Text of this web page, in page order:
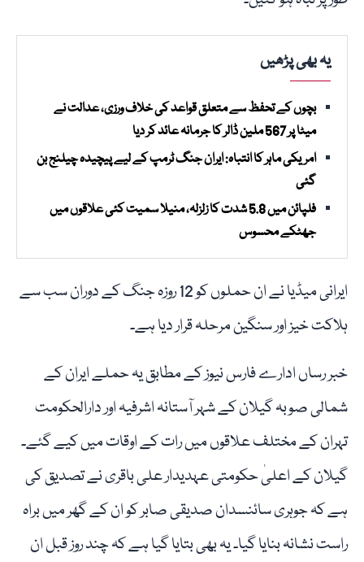
یہ بھی پڑھیں
بچوں کے تحفظ سے متعلق قواعد کی خلاف ورزی، عدالت نے
میٹا پر 567 ملین ڈالر کا جرمانہ عائد کر دیا
امریکی ماہر کا انتباہ: ایران جنگ ٹرمپ کے لیے پیچیدہ چیلنج بن
گئی
فلپائن میں 5.8 شدت کا زلزلہ، منیلا سمیت کئی علاقوں میں
جھٹکے محسوس
ایرانی میڈیا نے ان حملوں کو 12 روزہ جنگ کے دوران سب سے
ہلاکت خیز اور سنگین مرحلہ قرار دیا ہے۔
خبر رساں ادارے فارس نیوز کے مطابق یہ حملے ایران کے
شمالی صوبہ گیلان کے شہر آستانہ اشرفیہ اور دارالحکومت
تہران کے مختلف علاقوں میں رات کے اوقات میں کیے گئے۔
گیلان کے اعلیٰ حکومتی عہدیدار علی باقری نے تصدیق کی
ہے کہ جوہری سائنسدان صدیقی صابر کو ان کے گھر میں براہ
راست نشانہ بنایا گیا۔ یہ بھی بتایا گیا ہے کہ چند روز قبل ان